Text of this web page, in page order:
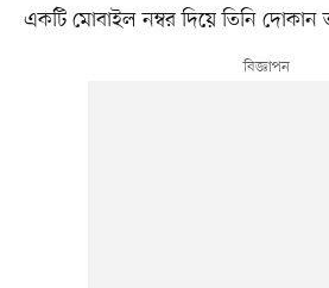
একটি মোবাইল নম্বর দিয়ে তিনি দোকান